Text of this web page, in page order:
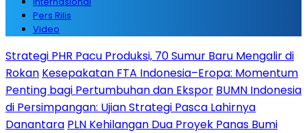
Pers Rilis
Video
Strategi PHR Pacu Produksi, 70 Sumur Baru Mengalir di
Rokan Kesepakatan FTA Indonesia–Eropa: Momentum
Penting bagi Pertumbuhan dan Ekspor BUMN Indonesia
di Persimpangan: Ujian Strategi Pasca Lahirnya
Danantara PLN Kehilangan Dua Proyek Panas Bumi